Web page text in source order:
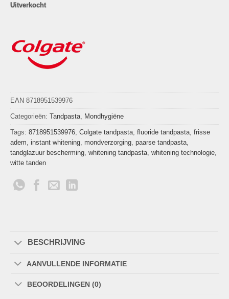
Uitverkocht
EAN 8718951539976
Categorieën: Tandpasta Mondhygiëne
Tags: 8718951539976 Colgate tandpasta fluoride tandpasta frisse
adem instant whitening mondverzorging paarse tandpasta
tandglazuur bescherming whitening tandpasta whitening technologie
witte tanden
BESCHRIJVING
AANVULLENDE INFORMATIE
BEOORDELINGEN (0)